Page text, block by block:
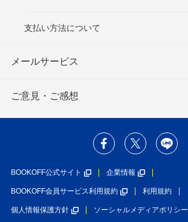
支払い方法について
メールサービス
ご意見・ご感想
BOOKOFF公式サイト 企業情報
BOOKOFF会員サービス利用規約 利用規約
個人情報保護方針 ソーシャルメディアポリシー